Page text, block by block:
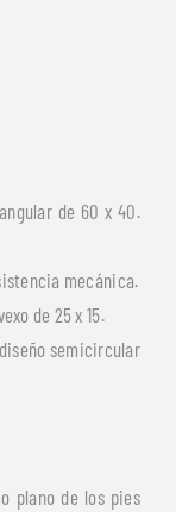
de 60 x 40.
mecánica.
de 25 x 15.
semicircular
plano de los pies